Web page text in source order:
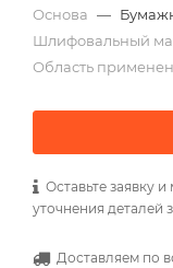
Основа —
Шлифовальный
Область
Оставьте заявку
уточнения деталей
Доставляем по